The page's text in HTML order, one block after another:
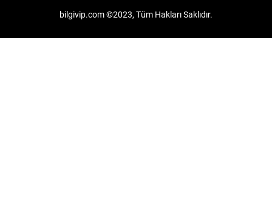
bilgivip.com ©2023, Tüm Hakları Saklıdır.